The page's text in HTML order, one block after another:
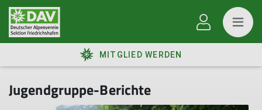
MITGLIED WERDEN
Jugendgruppe-Berichte